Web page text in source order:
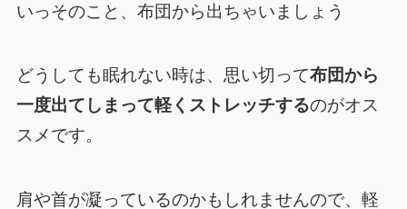
いっそのこと、布団から出ちゃいましょう
どうしても眠れない時は、思い切って布団から
一度出てしまって軽くストレッチするのがオス
スメです。
肩や首が凝っているのかもしれませんので、軽